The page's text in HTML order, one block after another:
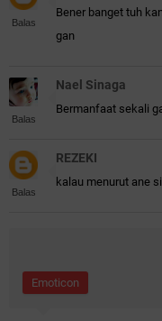
Balas
Bener banget tuh
gan
Balas
Nael Sinaga
Bermanfaat sekali
Balas
REZEKI
kalau menurut ane
Emoticon